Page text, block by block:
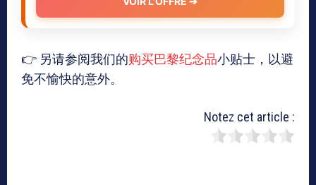
👉 另请参阅我们的购买巴黎纪念品小贴士，以避
免不愉快的意外。
Notez cet article :